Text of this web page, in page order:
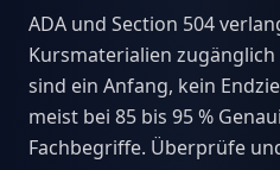
ADA und Section 504
Kursmaterialien
sind ein Anfang, kein
meist bei 85 bis 95 %
Fachbegriffe. Überprüfe